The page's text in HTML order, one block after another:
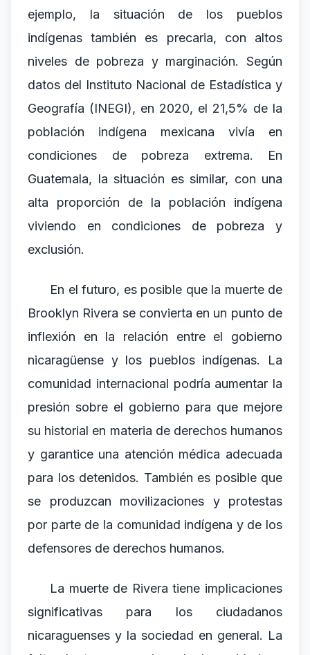
ejemplo, la situación de los pueblos
indígenas también es precaria, con altos
niveles de pobreza y marginación. Según
datos del Instituto Nacional de Estadística y
Geografía (INEGI), en 2020, el 21,5% de la
población indígena mexicana vivía en
condiciones de pobreza extrema. En
Guatemala, la situación es similar, con una
alta proporción de la población indígena
viviendo en condiciones de pobreza y
exclusión.
En el futuro, es posible que la muerte de
Brooklyn Rivera se convierta en un punto de
inflexión en la relación entre el gobierno
nicaragüense y los pueblos indígenas. La
comunidad internacional podría aumentar la
presión sobre el gobierno para que mejore
su historial en materia de derechos humanos
y garantice una atención médica adecuada
para los detenidos. También es posible que
se produzcan movilizaciones y protestas
por parte de la comunidad indígena y de los
defensores de derechos humanos.
La muerte de Rivera tiene implicaciones
significativas para los ciudadanos
nicaraguenses y la sociedad en general. La